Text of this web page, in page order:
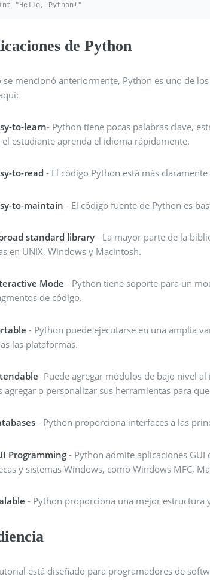
"Hello, Python!"
de Python
se mencionó anteriormente, Python es uno de
to-learn- Python tiene pocas palabras clave,
el estudiante aprenda el idioma rápidamente.
to-read - El código Python está más
to-maintain - El código fuente de Python es
standard library- La mayor parte de la
en UNIX, Windows y Macintosh.
Mode - Python tiene soporte para un
de código.
- Python puede ejecutarse en una amplia
las plataformas.
- Puede agregar módulos de bajo nivel
agregar o personalizar sus herramientas para
- Python proporciona interfaces a las
Programming - Python admite aplicaciones
y sistemas Windows, como Windows MFC,
- Python proporciona una mejor estructura
está diseñado para programadores de